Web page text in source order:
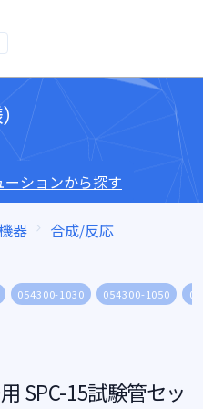
ーションから探す
器
合成/反応
054300-1030 054300-1050
SPC-15試験管セッ